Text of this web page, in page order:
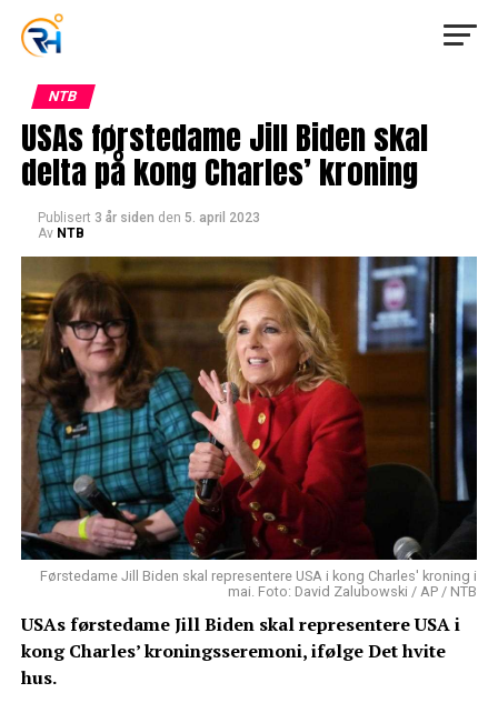
NTB
USAs førstedame Jill Biden skal
delta på kong Charles’ kroning
Publisert 3 år siden den 5. april 2023
Av NTB
Førstedame Jill Biden skal representere USA i kong Charles' kroning i
mai. Foto: David Zalubowski / AP / NTB
USAs førstedame Jill Biden skal representere USA i
kong Charles’ kroningsseremoni, ifølge Det hvite
hus.